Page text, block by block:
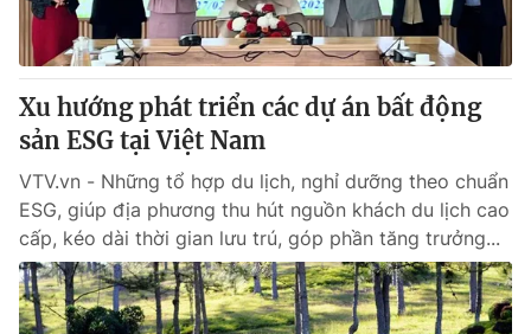
Xu hướng phát triển các dự án bất động
sản ESG tại Việt Nam
VTV.vn - Những tổ hợp du lịch, nghỉ dưỡng theo chuẩn
ESG, giúp địa phương thu hút nguồn khách du lịch cao
cấp, kéo dài thời gian lưu trú, góp phần tăng trưởng...